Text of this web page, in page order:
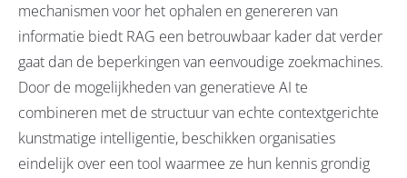
mechanismen voor het ophalen en genereren van
informatie biedt RAG een betrouwbaar kader dat verder
gaat dan de beperkingen van eenvoudige zoekmachines.
Door de mogelijkheden van generatieve AI te
combineren met de structuur van echte contextgerichte
kunstmatige intelligentie, beschikken organisaties
eindelijk over een tool waarmee ze hun kennis grondig